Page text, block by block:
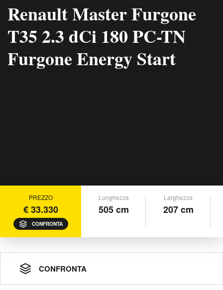
Renault Master Furgone
T35 2.3 dCi 180 PC-TN
Furgone Energy Start
PREZZO
€ 33.330
CONFRONTA
Lunghezza
505 cm
Larghezza
207 cm
CONFRONTA